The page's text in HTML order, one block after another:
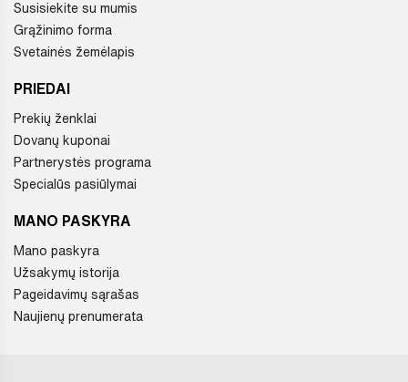
Susisiekite su mumis
Grąžinimo forma
Svetainės žemėlapis
PRIEDAI
Prekių ženklai
Dovanų kuponai
Partnerystės programa
Specialūs pasiūlymai
MANO PASKYRA
Mano paskyra
Užsakymų istorija
Pageidavimų sąrašas
Naujienų prenumerata